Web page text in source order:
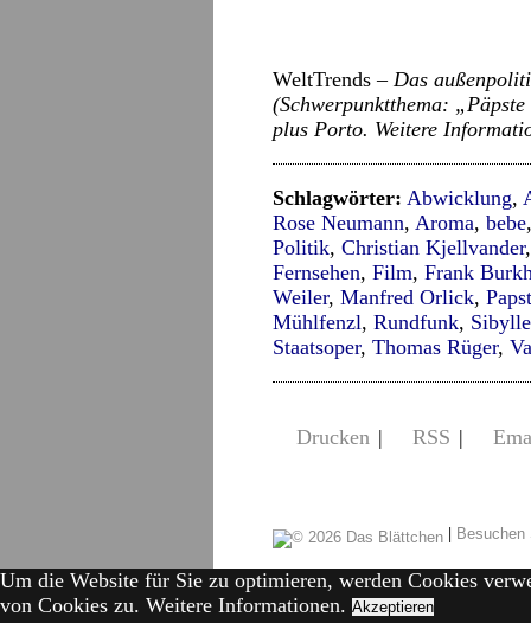
WeltTrends – Das
(Schwerpunktthema:
plus Porto. Weitere
Schlagwörter: Abwicklung,
Rose Neumann, Aroma, bebe
Politik, Christian Kjellvander
Fernsehen, Film, Frank
Weiler, Manfred Orlick, Papst
Mühlfenzl, Rundfunk,
Staatsoper, Thomas Rüger,
Drucken | RSS |
|
Um die Website für Sie zu optimieren, werden Cookies
von Cookies zu. Weitere Informationen. Akzeptieren